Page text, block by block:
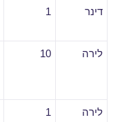
דינר 1
לירה 10
לירה 1